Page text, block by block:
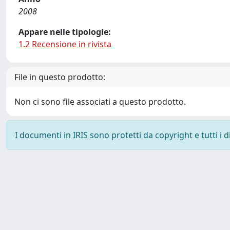
2008
Appare nelle tipologie:
1.2 Recensione in rivista
File in questo prodotto:
Non ci sono file associati a questo prodotto.
I documenti in IRIS sono protetti da copyright e tutti i